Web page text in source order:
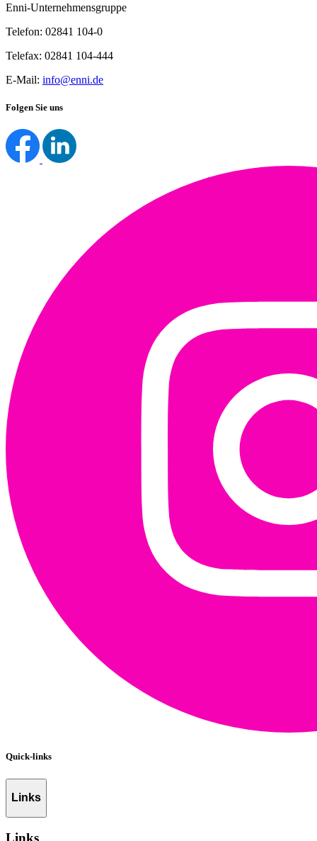
Enni-Unternehmensgruppe
Telefon: 02841 104-0
Telefax: 02841 104-444
E-Mail: info@enni.de
Folgen Sie uns
Quick-links
Links